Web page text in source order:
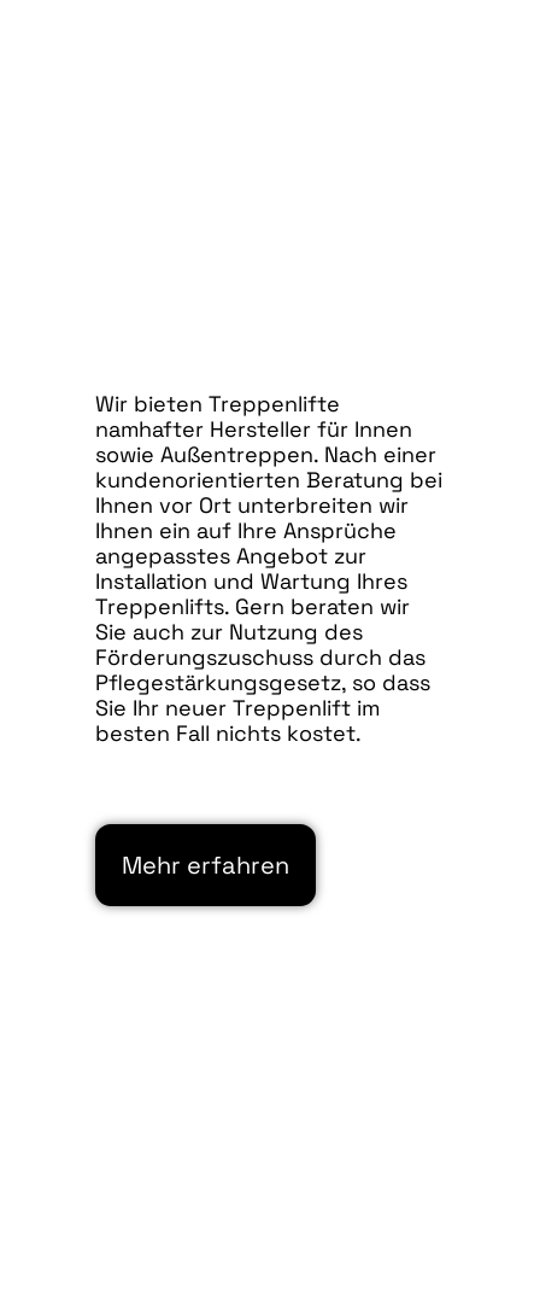
Wir bieten Treppenlifte
namhafter Hersteller für Innen
sowie Außentreppen. Nach einer
kundenorientierten Beratung bei
Ihnen vor Ort unterbreiten wir
Ihnen ein auf Ihre Ansprüche
angepasstes Angebot zur
Installation und Wartung Ihres
Treppenlifts. Gern beraten wir
Sie auch zur Nutzung des
Förderungszuschuss durch das
Pflegestärkungsgesetz, so dass
Sie Ihr neuer Treppenlift im
besten Fall nichts kostet.
Mehr erfahren